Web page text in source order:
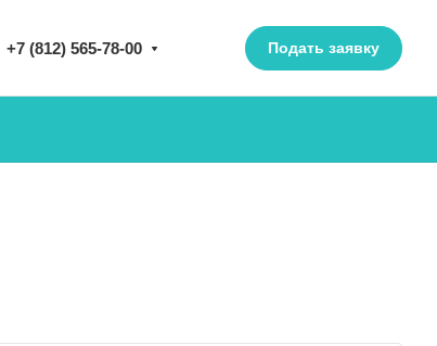
+7 (812) 565-78-00 Подать заявку